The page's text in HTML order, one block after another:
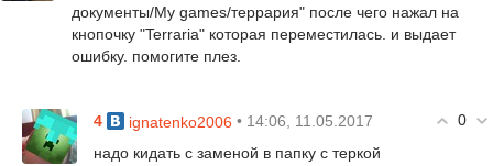
документы/My games/террария" после чего нажал на
кнопочку "Terraria" которая переместилась. и выдает
ошибку. помогите плез.
0
4 ignatenko2006 • 14:06, 11.05.2017
надо кидать с заменой в папку с теркой